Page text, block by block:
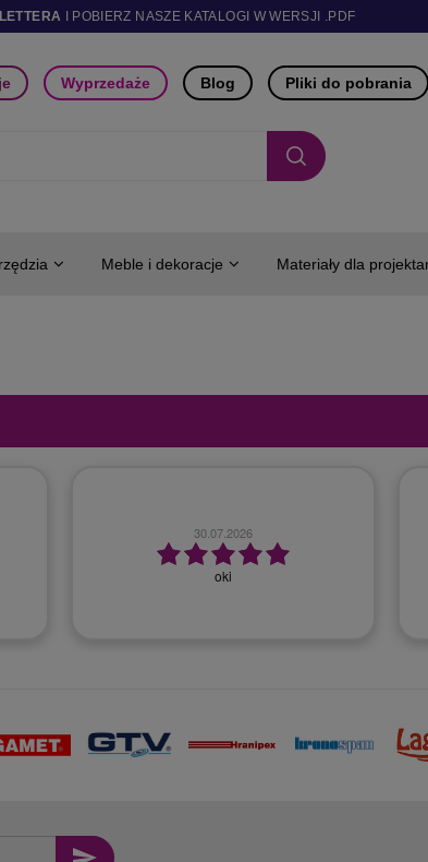
I POBIERZ NASZE KATALOGI W WERSJI .PDF
Wyprzedaże Blog Pliki do pobrania
Meble i dekoracje Materiały dla
23.07.2026
Szybko, bezproblemowo.